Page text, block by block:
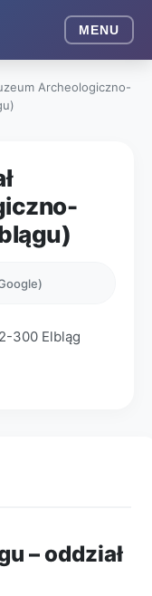
MENU
Archeologiczno-
300 Elbląg
– oddział